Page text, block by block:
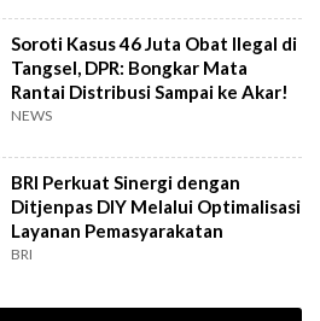
Soroti Kasus 46 Juta Obat Ilegal di
Tangsel, DPR: Bongkar Mata
Rantai Distribusi Sampai ke Akar!
NEWS
BRI Perkuat Sinergi dengan
Ditjenpas DIY Melalui Optimalisasi
Layanan Pemasyarakatan
BRI